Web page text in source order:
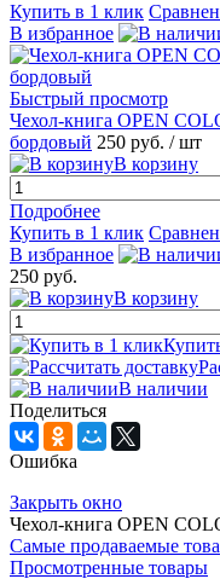
Купить в 1 клик
В избранное
Быстрый просмотр
Чехол-книга OPEN
бордовый 250 руб. / шт
В корзину
Подробнее
Купить в 1 клик
В избранное
250 руб.
В корзину
В наличии
Поделиться
Ошибка
Закрыть окно
Чехол-книга OPEN
Самые продаваемые
Просмотренные товары